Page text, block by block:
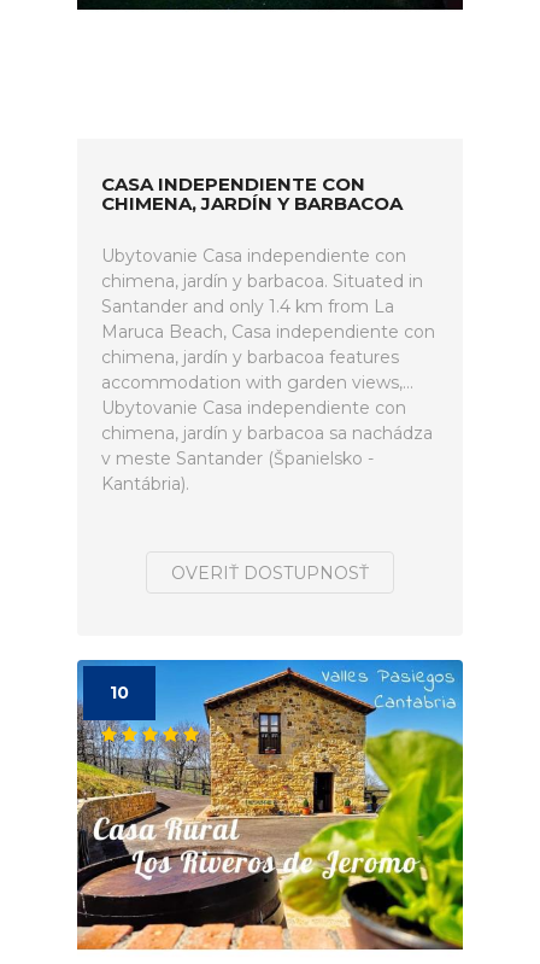
CASA INDEPENDIENTE CON
CHIMENA, JARDÍN Y BARBACOA
Ubytovanie Casa independiente con
chimena, jardín y barbacoa. Situated in
Santander and only 1.4 km from La
Maruca Beach, Casa independiente con
chimena, jardín y barbacoa features
accommodation with garden views,...
Ubytovanie Casa independiente con
chimena, jardín y barbacoa sa nachádza
v meste Santander (Španielsko -
Kantábria).
OVERIŤ DOSTUPNOSŤ
10